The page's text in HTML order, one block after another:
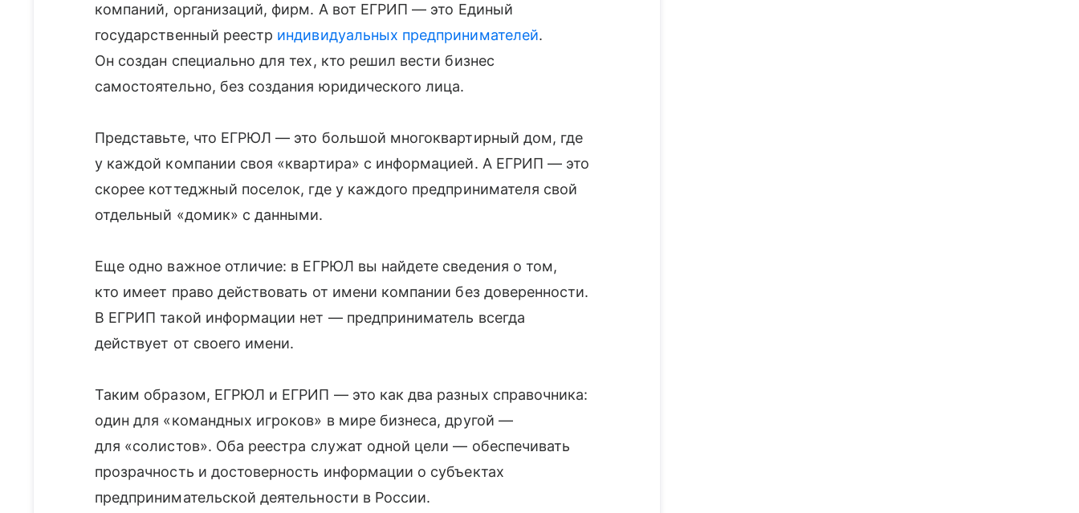
компаний, организаций, фирм. А вот ЕГРИП — это Единый
государственный реестр индивидуальных предпринимателей.
Он создан специально для тех, кто решил вести бизнес
самостоятельно, без создания юридического лица.
Представьте, что ЕГРЮЛ — это большой многоквартирный дом, где
у каждой компании своя «квартира» с информацией. А ЕГРИП — это
скорее коттеджный поселок, где у каждого предпринимателя свой
отдельный «домик» с данными.
Еще одно важное отличие: в ЕГРЮЛ вы найдете сведения о том,
кто имеет право действовать от имени компании без доверенности.
В ЕГРИП такой информации нет — предприниматель всегда
действует от своего имени.
Таким образом, ЕГРЮЛ и ЕГРИП — это как два разных справочника:
один для «командных игроков» в мире бизнеса, другой —
для «солистов». Оба реестра служат одной цели — обеспечивать
прозрачность и достоверность информации о субъектах
предпринимательской деятельности в России.